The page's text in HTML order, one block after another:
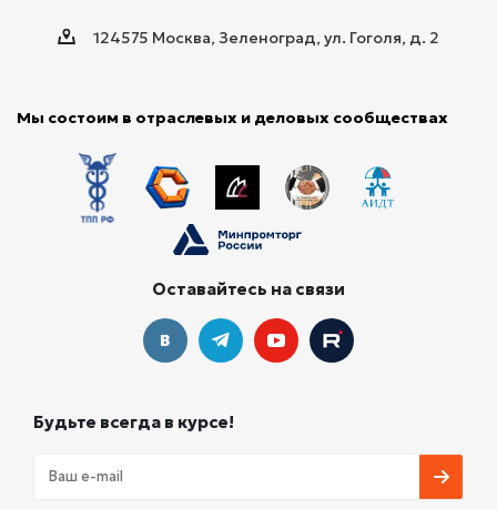
124575 Москва, Зеленоград, ул. Гоголя, д. 2
Мы состоим в отраслевых и деловых сообществах
Оставайтесь на связи
Будьте всегда в курсе!